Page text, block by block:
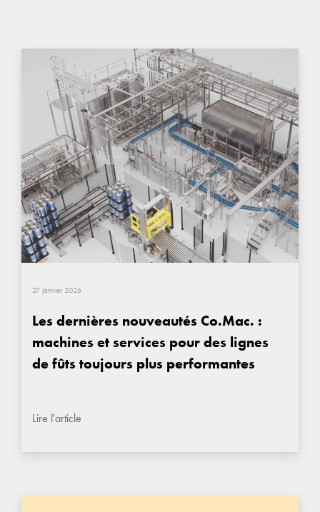
27 janvier 2026
Les dernières nouveautés Co.Mac. :
machines et services pour des lignes
de fûts toujours plus performantes
Lire l'article